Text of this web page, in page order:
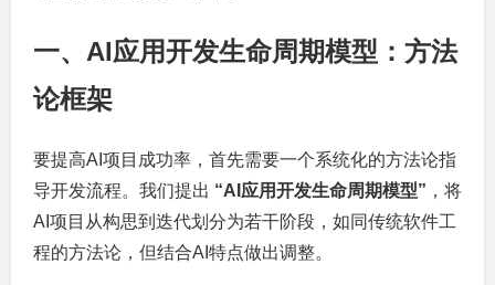
一、AI应用开发生命周期模型：方法
论框架
要提高AI项目成功率，首先需要一个系统化的方法论指
导开发流程。我们提出 “AI应用开发生命周期模型” ，将
AI项目从构思到迭代划分为若干阶段，如同传统软件工
程的方法论，但结合AI特点做出调整。